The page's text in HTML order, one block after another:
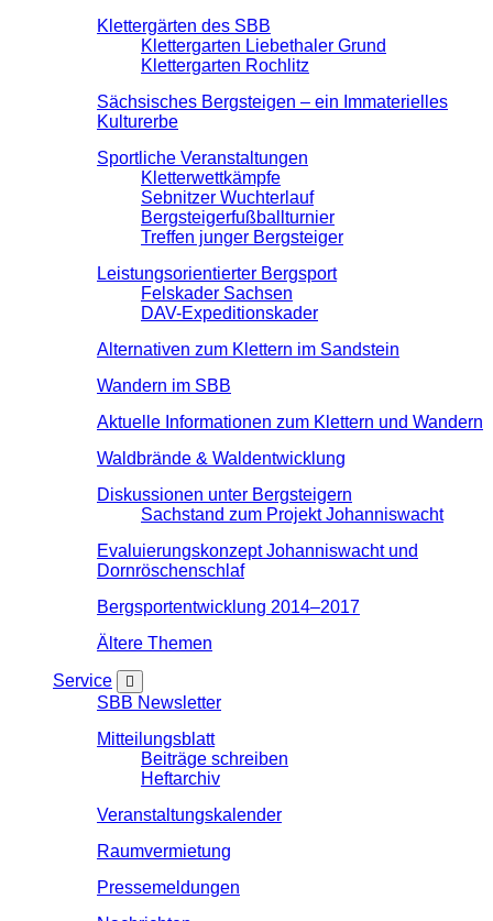
Klettergärten des SBB
Klettergarten Liebethaler Grund
Klettergarten Rochlitz
Sächsisches Bergsteigen – ein Immaterielles
Kulturerbe
Sportliche Veranstaltungen
Kletterwettkämpfe
Sebnitzer Wuchterlauf
Bergsteigerfußballturnier
Treffen junger Bergsteiger
Leistungsorientierter Bergsport
Felskader Sachsen
DAV-Expeditionskader
Alternativen zum Klettern im Sandstein
Wandern im SBB
Aktuelle Informationen zum Klettern und Wandern
Waldbrände & Waldentwicklung
Diskussionen unter Bergsteigern
Sachstand zum Projekt Johanniswacht
Evaluierungskonzept Johanniswacht und
Dornröschenschlaf
Bergsportentwicklung 2014–2017
Ältere Themen
Service
SBB Newsletter
Mitteilungsblatt
Beiträge schreiben
Heftarchiv
Veranstaltungskalender
Raumvermietung
Pressemeldungen